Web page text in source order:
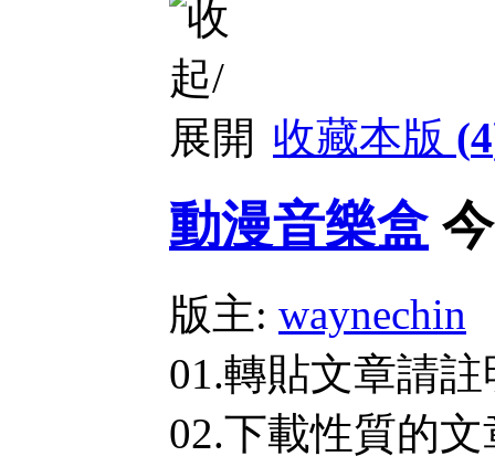
收藏本版 (4
動漫音樂盒
版主: waynechin
01.轉貼文章請
02.下載性質的